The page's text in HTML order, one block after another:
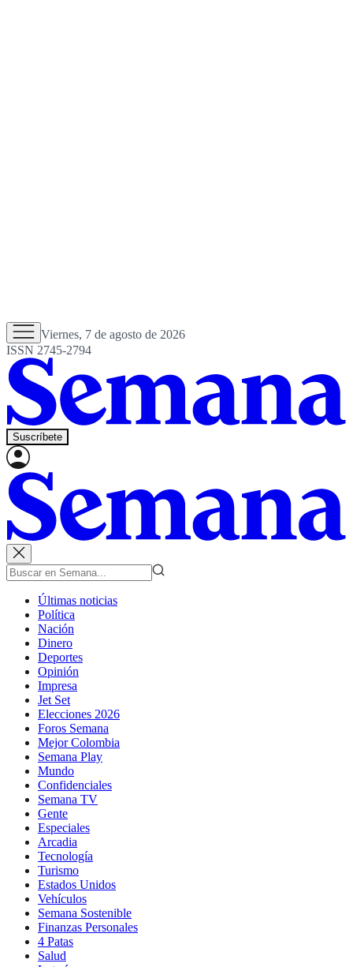
Viernes, 7 de agosto de 2026
ISSN 2745-2794
Suscríbete
Últimas noticias
Política
Nación
Dinero
Deportes
Opinión
Impresa
Jet Set
Elecciones 2026
Foros Semana
Mejor Colombia
Semana Play
Mundo
Confidenciales
Semana TV
Gente
Especiales
Arcadia
Tecnología
Turismo
Estados Unidos
Vehículos
Semana Sostenible
Finanzas Personales
4 Patas
Salud